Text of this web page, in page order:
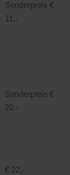
Sonderpreis €
11,-
Sonderpreis €
20.-
€ 22,-